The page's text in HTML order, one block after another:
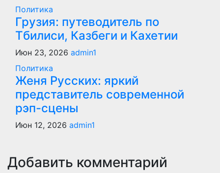
Политика
Грузия: путеводитель по
Тбилиси, Казбеги и Кахетии
Июн 23, 2026 admin1
Политика
Женя Русских: яркий
представитель современной
рэп-сцены
Июн 12, 2026 admin1
Добавить комментарий